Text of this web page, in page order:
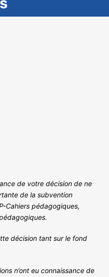
de votre décision de ne
de la subvention
Cahiers pédagogiques,
décision tant sur le fond
n’ont eu connaissance de